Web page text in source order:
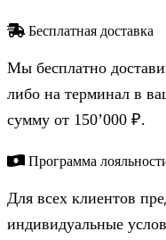
Бесплатная доставка
Мы бесплатно
либо на терминал в
сумму от 150’000 ₽.
Программа
Для всех клиентов
индивидуальные